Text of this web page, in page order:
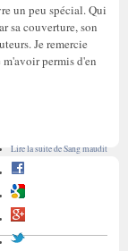
un peu spécial. Qui
sa couverture, son
Je remercie
permis d'en
Lire la suitede Sang maudit